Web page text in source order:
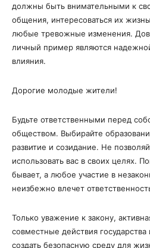
должны быть внимательными к
общения, интересоваться их
любые тревожные изменения.
личный пример являются
влияния.
Дорогие молодые жители!
Будьте ответственными перед
обществом. Выбирайте
развитие и созидание. Не
использовать вас в своих целях.
бывает, а любое участие в
неизбежно влечет
Только уважение к закону,
совместные действия
создать безопасную среду для